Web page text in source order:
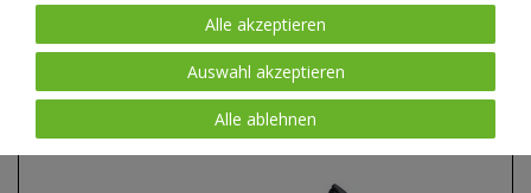
Alle akzeptieren
Auswahl akzeptieren
Alle ablehnen